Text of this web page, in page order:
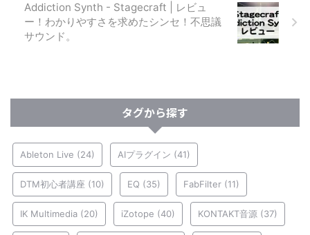
Addiction Synth - Stagecraft | レビュ
ー！わかりやすさを求めたシンセ！不思議
サウンド。
タグから探す
Ableton Live (24) AIプラグイン (41)
DTM初心者講座 (10) EQ (35) FabFilter (11)
IK Multimedia (20) iZotope (40) KONTAKT音源 (37)